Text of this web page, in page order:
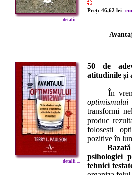
detalii ...
Preț: 46,62 lei
detalii ...
50 de
atitudinile și
În
optimismului
transformi
produc
folosești
pozitive în
psihologiei
tehnici